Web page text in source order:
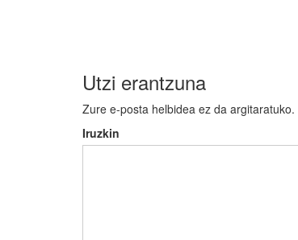
Utzi erantzuna
Zure e-posta helbidea ez da argitaratuko.
Iruzkin